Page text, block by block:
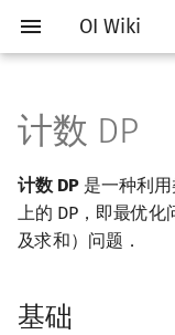
OI Wiki
入
开
始
索
Getting Started
关于本项目
OI Wiki 不是什么
比赛相关简介
赛事
学习路线
工具软件简介
代码编辑工具
命令行
语言基础简介
C++ 基础
C++ 进阶
算法基础简介
复杂度
模拟
搜索部分简介
DFS（搜索）
双向搜索
基础
基本思想
与最优化 DP 的异同
DP 优化简介
单调队列/单调栈优
四边形不等式优化
字符串部分简介
字符串基础
字符串匹配
数学部分简介
布尔代数
位操作
数据结构部分简介
栈
链表
图论部分简介
图论相关概念
DFS（图论）
计算几何部分简介
二维计算几何基础
距离
杂项简介
离散化
离线算法
RMQ
并查集应用
线段树与离线询问
计数 DP
计数 DP 是一种利
上的 DP，即最优
及求和）问题．
基础